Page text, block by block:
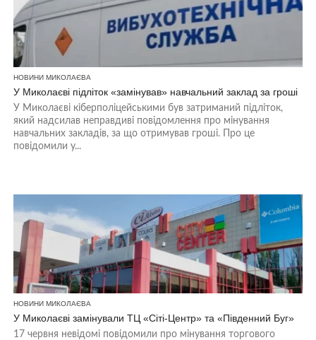
НОВИНИ МИКОЛАЄВА
У Миколаєві підліток «замінував» навчальний заклад за гроші
У Миколаєві кіберполіцейськими був затриманий підліток,
який надсилав неправдиві повідомлення про мінування
навчальних закладів, за що отримував гроші. Про це
повідомили у...
НОВИНИ МИКОЛАЄВА
У Миколаєві замінували ТЦ «Сіті-Центр» та «Південний Буг»
17 червня невідомі повідомили про мінування торгового